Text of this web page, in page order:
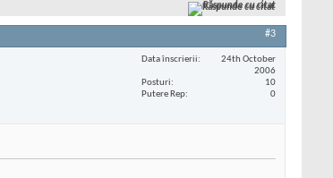
Răspunde cu citat
#3
Data înscrierii
24th October
2006
Posturi
10
Putere Rep
0